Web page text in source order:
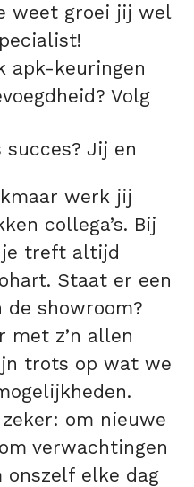
weet groei jij wel
apk-keuringen
Volg
Jij en
werk jij
collega’s. Bij
je treft altijd
Staat er een
showroom?
met z’n allen
trots op wat we
om nieuwe
verwachtingen
elke dag